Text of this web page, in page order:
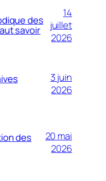
des
savoir
14
juillet
2026
3 juin
2026
des
20 mai
2026